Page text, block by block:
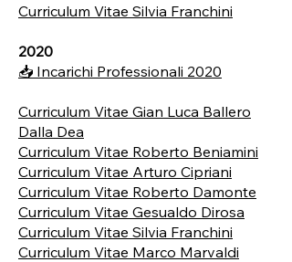
Curriculum Vitae Silvia Franchini
2020
📥 Incarichi Professionali 2020
Curriculum Vitae Gian Luca Ballero
Dalla Dea
Curriculum Vitae Roberto Beniamini
Curriculum Vitae Arturo Cipriani
Curriculum Vitae Roberto Damonte
Curriculum Vitae Gesualdo Dirosa
Curriculum Vitae Silvia Franchini
Curriculum Vitae Marco Marvaldi